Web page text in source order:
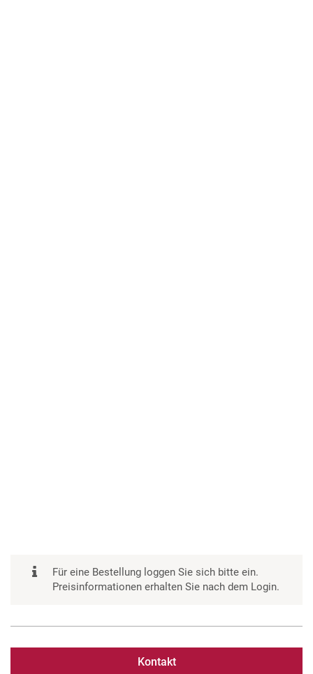
Für eine Bestellung loggen Sie sich bitte ein.
Preisinformationen erhalten Sie nach dem Login.
Kontakt